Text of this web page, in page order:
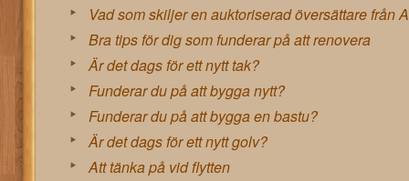
Vad som skiljer en auktoriserad översättare från
Bra tips för dig som funderar på att renovera
Är det dags för ett nytt tak?
Funderar du på att bygga nytt?
Funderar du på att bygga en bastu?
Är det dags för ett nytt golv?
Att tänka på vid flytten